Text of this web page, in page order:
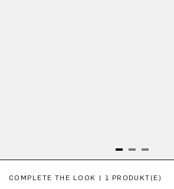
COMPLETE THE LOOK | 1 PRODUKT(E)